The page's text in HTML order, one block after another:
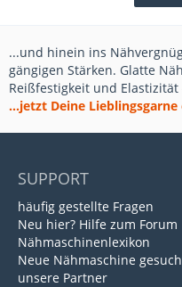
...und hinein ins
gängigen Stärken. Glatte
Reißfestigkeit und
...jetzt Deine
SUPPORT
häufig gestellte Fragen
Neu hier? Hilfe zum Forum
Nähmaschinenlexikon
Neue Nähmaschine
unsere Partner